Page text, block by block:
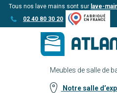
Aller
au
Aller au
contenu
Tous nos lave mains sont sur lave-
02 40 80 30 20
Meubles de salle de
Notre salle